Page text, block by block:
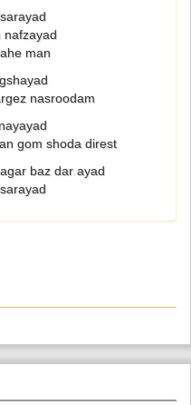
nafzayad
man
nasroodam
gom shoda direst
baz dar ayad